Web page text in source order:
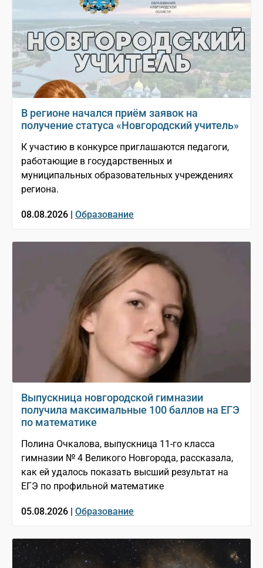
В регионе начался приём заявок на
получение статуса «Новгородский учитель»
К участию в конкурсе приглашаются педагоги,
работающие в государственных и
муниципальных образовательных учреждениях
региона.
08.08.2026 | Образование
Выпускница новгородской гимназии
получила максимальные 100 баллов на ЕГЭ
по математике
Полина Очкалова, выпускница 11-го класса
гимназии № 4 Великого Новгорода, рассказала,
как ей удалось показать высший результат на
ЕГЭ по профильной математике
05.08.2026 | Образование